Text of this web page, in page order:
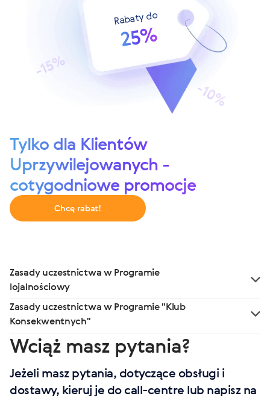
Rabaty do
25%
Tylko dla Klientów
Uprzywilejowanych -
cotygodniowe promocje
Chcę rabat!
Zasady uczestnictwa w Programie
lojalnościowy
1.Zasady rejestracji w Programie
1.1. Każdy, kto osiągnął pełnoletność, może zostać
1.2. W momencie rejestracji uczestnik Programu nie może
posiadasz już Numer rejestracyjny w Firmie, możesz
uczestniczyć w Programie pod innym Numerem
Zasady uczestnictwa w Programie "Klub
Konsekwentnych"
1. Co należy robić w Klubie Konsekwentnych?
punktów przez 3 miesięcy z rzędu i otrzymywać hity od
Firmy w prezencie!
Wciąż masz pytania?
Jeżeli masz pytania, dotyczące obsługi i
dostawy, kieruj je do call-centre lub napisz na